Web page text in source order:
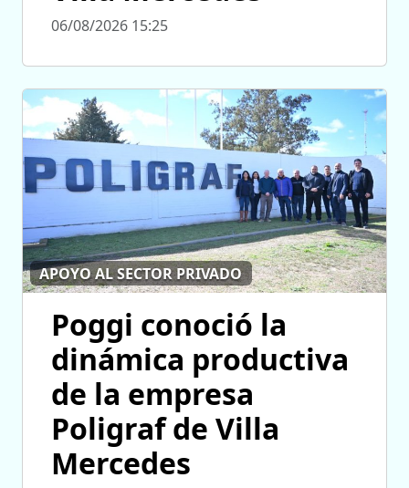
06/08/2026 15:25
APOYO AL SECTOR PRIVADO
Poggi conoció la
dinámica productiva
de la empresa
Poligraf de Villa
Mercedes